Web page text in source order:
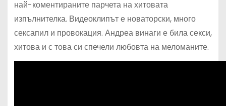
най-коментираните парчета на хитовата
изпълнителка. Видеоклипът е новаторски, много
сексапил и провокация. Андреа винаги е била секси,
хитова и с това си спечели любовта на меломаните.